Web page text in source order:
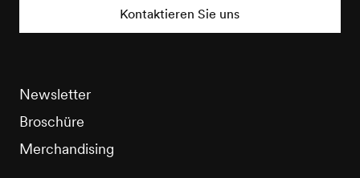
Kontaktieren Sie uns
Newsletter
Broschüre
Merchandising